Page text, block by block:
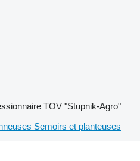
TOV "Stupnik-Agro"
Semoirs et planteuses